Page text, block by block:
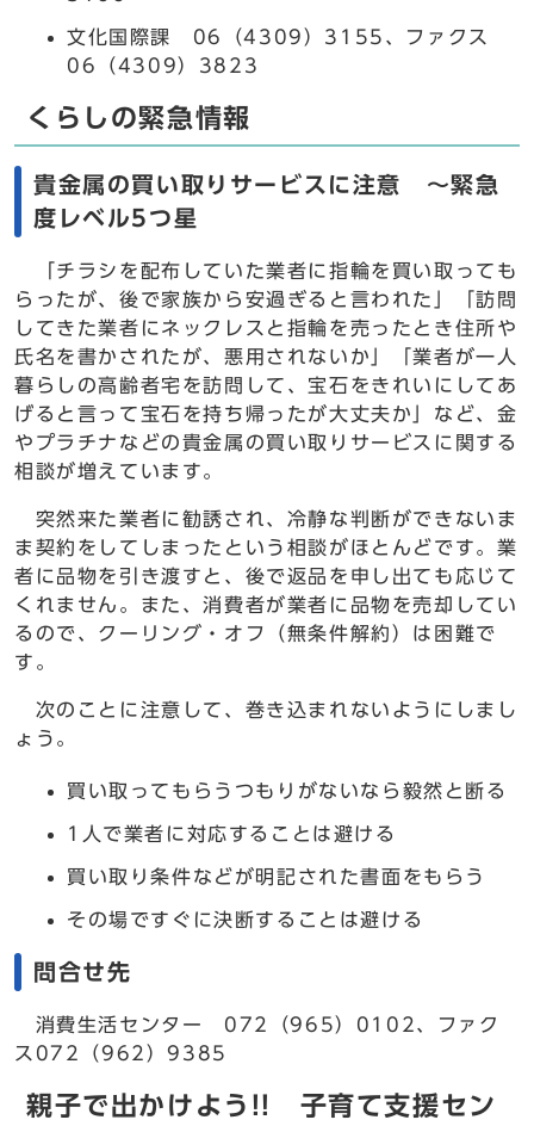
文化国際課 06（4309）3155、ファクス
06（4309）3823
くらしの緊急情報
貴金属の買い取りサービスに注意 ～緊急
度レベル5つ星
「チラシを配布していた業者に指輪を買い取っても
らったが、後で家族から安過ぎると言われた」「訪問
してきた業者にネックレスと指輪を売ったとき住所や
氏名を書かされたが、悪用されないか」「業者が一人
暮らしの高齢者宅を訪問して、宝石をきれいにしてあ
げると言って宝石を持ち帰ったが大丈夫か」など、金
やプラチナなどの貴金属の買い取りサービスに関する
相談が増えています。
突然来た業者に勧誘され、冷静な判断ができないま
ま契約をしてしまったという相談がほとんどです。業
者に品物を引き渡すと、後で返品を申し出ても応じて
くれません。また、消費者が業者に品物を売却してい
るので、クーリング・オフ（無条件解約）は困難で
す。
次のことに注意して、巻き込まれないようにしまし
ょう。
買い取ってもらうつもりがないなら毅然と断る
1人で業者に対応することは避ける
買い取り条件などが明記された書面をもらう
その場ですぐに決断することは避ける
問合せ先
消費生活センター 072（965）0102、ファク
ス072（962）9385
親子で出かけよう!! 子育て支援セン